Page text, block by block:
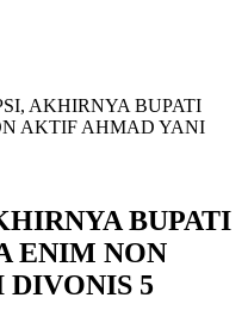
AKHIRNYA BUPATI
AKTIF AHMAD YANI
BUPATI
ENIM NON
5